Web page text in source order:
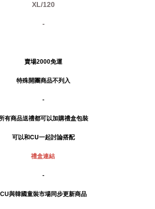
XL/120
-
賣場2000免運
特殊開團商品不列入
-
有商品送禮都可以加購禮盒包裝
可以和CU一起討論搭配
禮盒連結
-
CU與韓國童裝市場同步更新商品